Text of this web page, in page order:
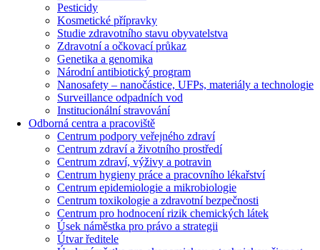
Pesticidy
Kosmetické přípravky
Studie zdravotního stavu obyvatelstva
Zdravotní a očkovací průkaz
Genetika a genomika
Národní antibiotický program
Nanosafety – nanočástice, UFPs, materiály a technologie
Surveillance odpadních vod
Institucionální stravování
Odborná centra a pracoviště
Centrum podpory veřejného zdraví
Centrum zdraví a životního prostředí
Centrum zdraví, výživy a potravin
Centrum hygieny práce a pracovního lékařství
Centrum epidemiologie a mikrobiologie
Centrum toxikologie a zdravotní bezpečnosti
Centrum pro hodnocení rizik chemických látek
Úsek náměstka pro právo a strategii
Útvar ředitele